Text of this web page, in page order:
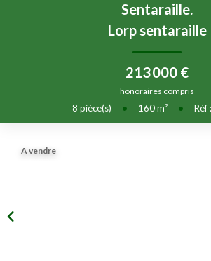
VENDRE UN BIEN
DÉPOSEZ VOTRE
NOUS REJOINDRE
Sentaraille.
Lorp sentaraille
213 000 €
honoraires compris
8 pièce(s) • 160m² • Réf
A vendre